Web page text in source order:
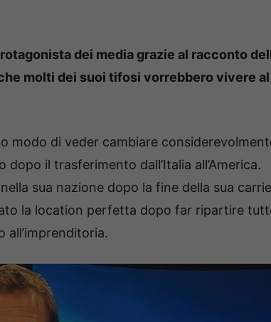
dei media grazie al racconto
molti dei suoi tifosi vorrebbero vivere al
modo di veder cambiare
dopo il trasferimento dall’Italia all’America.
sua nazione dopo la fine della sua
la location perfetta dopo far ripartire
all’imprenditoria.